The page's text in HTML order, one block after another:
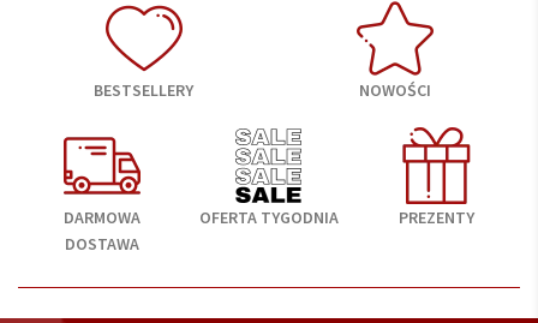
BESTSELLERY NOWOŚCI
DARMOWA
DOSTAWA
OFERTA TYGODNIA PREZENTY